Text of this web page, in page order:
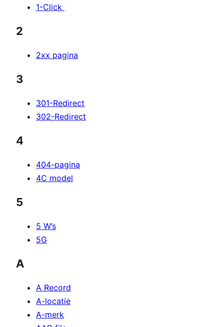
1-Click
2
2xx pagina
3
301-Redirect
302-Redirect
4
404-pagina
4C model
5
5 W’s
5G
A
A Record
A-locatie
A-merk